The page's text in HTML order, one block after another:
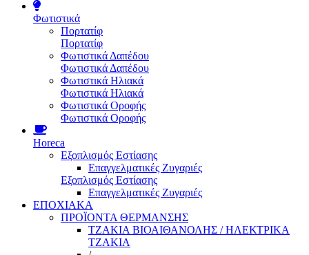
Φωτιστικά
Πορτατίφ
Πορτατίφ
Φωτιστικά Δαπέδου
Φωτιστικά Δαπέδου
Φωτιστικά Ηλιακά
Φωτιστικά Ηλιακά
Φωτιστικά Οροφής
Φωτιστικά Οροφής
Horeca
Εξοπλισμός Εστίασης
Επαγγελματικές Ζυγαριές
Εξοπλισμός Εστίασης
Επαγγελματικές Ζυγαριές
ΕΠΟΧΙΑΚΑ
ΠΡΟΪΟΝΤΑ ΘΕΡΜΑΝΣΗΣ
ΤΖΑΚΙΑ ΒΙΟΑΙΘΑΝΟΛΗΣ / ΗΛΕΚΤΡΙΚΑ
ΤΖΑΚΙΑ